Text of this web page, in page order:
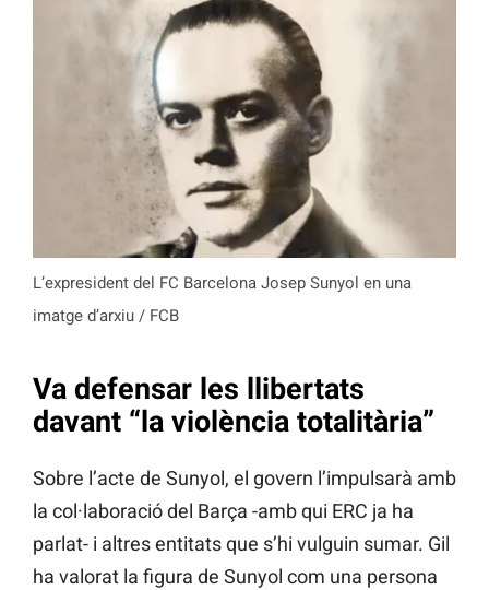
L’expresident del FC Barcelona Josep Sunyol en una
imatge d’arxiu / FCB
Va defensar les llibertats
davant “la violència totalitària”
Sobre l’acte de Sunyol, el govern l’impulsarà amb
la col·laboració del Barça -amb qui ERC ja ha
parlat- i altres entitats que s’hi vulguin sumar. Gil
ha valorat la figura de Sunyol com una persona